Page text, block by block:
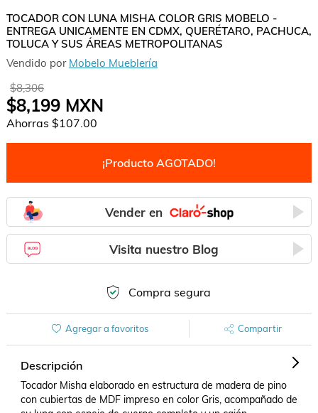
TOCADOR CON LUNA MISHA COLOR GRIS MOBELO -
ENTREGA UNICAMENTE EN CDMX, QUERÉTARO, PACHUCA,
TOLUCA Y SUS ÁREAS METROPOLITANAS
Vendido por Mobelo Mueblería
$8,306
$8,199MXN
Ahorras $107.00
¡Producto AGOTADO!
Vender en
Visita nuestro Blog
Compra segura
Agregar a favoritos Compartir
Descripción
Tocador Misha elaborado en estructura de madera de pino
con cubiertas de MDF impreso en color Gris, acompañado de